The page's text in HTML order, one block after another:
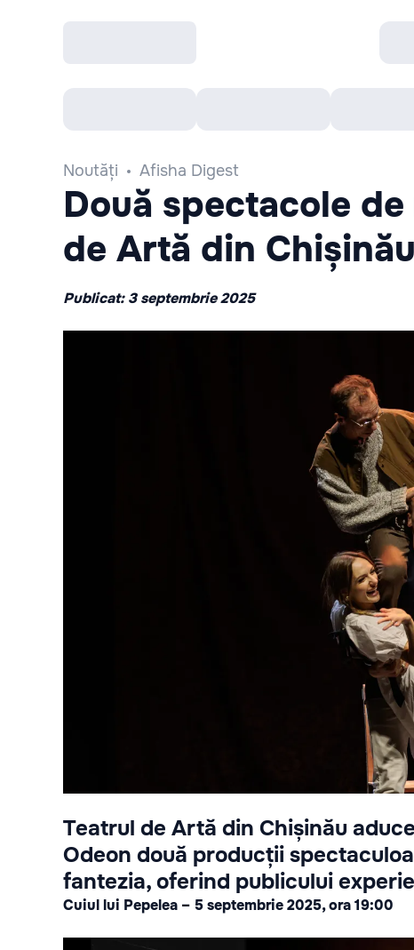
Noutăți Afisha Digest
Două spectacole
de Artă din
Publicat: 3 septembrie 2025
Teatrul de Artă din Chișinău
Odeon două producții
fantezia, oferind publicului
Cuiul lui Pepelea – 5 septembrie 2025, ora 19:00